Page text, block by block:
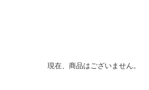
現在、商品はございません。